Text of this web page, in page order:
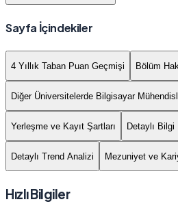
Sayfa İçindekiler
4 Yıllık Taban Puan Geçmişi Bölüm
Diğer Üniversitelerde Bilgisayar
Yerleşme ve Kayıt Şartları Detaylı Bilgi
Detaylı Trend Analizi Mezuniyet ve
Hızlı Bilgiler